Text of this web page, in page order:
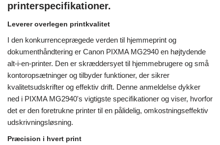
printerspecifikationer.
Leverer overlegen printkvalitet
I den konkurrenceprægede verden til hjemmeprint og
dokumenthåndtering er Canon PIXMA MG2940 en højtydende
alt-i-en-printer. Den er skræddersyet til hjemmebrugere og små
kontoropsætninger og tilbyder funktioner, der sikrer
kvalitetsudskrifter og effektiv drift. Denne anmeldelse dykker
ned i PIXMA MG2940's vigtigste specifikationer og viser, hvorfor
det er den foretrukne printer til en pålidelig, omkostningseffektiv
udskrivningsløsning.
Præcision i hvert print